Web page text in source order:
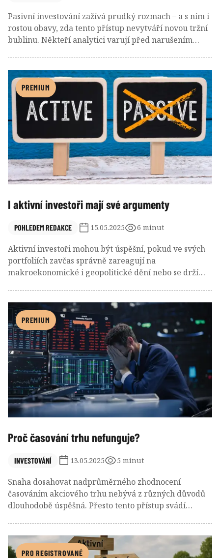
Pasivní investování zažívá prudký rozmach – a s ním i
rostou obavy, zda tento přístup nevytváří novou tržní
bublinu. Někteří analytici varují před narušením
indexových fondů a pasivní strategie nejsou tím, co by
destabilizovalo trh jako celek. Naopak – jejich
rozmach může být i známkou zdravé rovnováhy mezi
různými investičními přístupy.
PREMIUM
I aktivní investoři mají své argumenty
POHLEDEM REDAKCE 15.05.2025 6 minut
Aktivní investoři mohou být úspěšní, pokud ve svých
portfoliích zavčas správně zareagují na
makroekonomické i geopolitické dění nebo se drží
solidní výkonnosti je však bude nejspíš stát více práce
než pasivní investory.
PREMIUM
Proč časování trhu nefunguje?
INVESTOVÁNÍ 13.05.2025 5 minut
Snaha dosahovat nadprůměrného zhodnocení
časováním akciového trhu nebývá z různých důvodů
dlouhodobě úspěšná. Přesto tento přístup svádí
PRO REGISTROVANÉ